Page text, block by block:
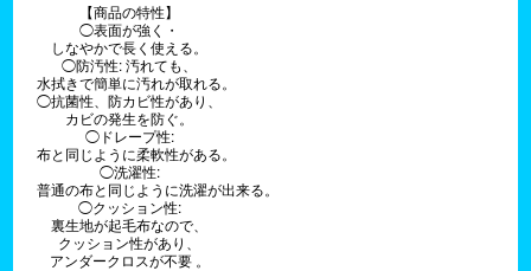
【商品の特性】
◯表面が強く・
しなやかで長く使える。
◯防汚性: 汚れても、
水拭きで簡単に汚れが取れる。
◯抗菌性、防カビ性があり、
カビの発生を防ぐ。
◯ドレープ性:
布と同じように柔軟性がある。
◯洗濯性:
普通の布と同じように洗濯が出来る。
◯クッション性:
裏生地が起毛布なので、
クッション性があり、
アンダークロスが不要 。